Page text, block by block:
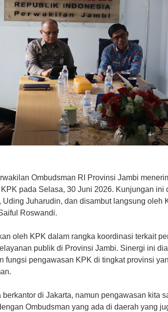
Ombudsman RI Provinsi Jambi
pada Selasa, 30 Juni 2026. Kunjungan ini
Uding Juharudin, dan disambut langsung oleh
Roswandi.
oleh KPK dalam rangka koordinasi terkait
publik di Provinsi Jambi. Sinergi ini
fungsi pengawasan KPK di tingkat provinsi
di Jakarta, namun pengawasan kita
Ombudsman yang ada di daerah yang